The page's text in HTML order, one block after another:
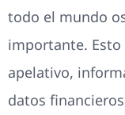
todo el mundo
importante.
apelativo,
datos